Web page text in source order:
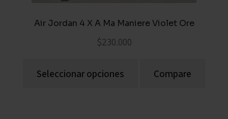
Air Jordan 4 X A Ma Maniere Violet Ore
$230.000
Seleccionar opciones Compare